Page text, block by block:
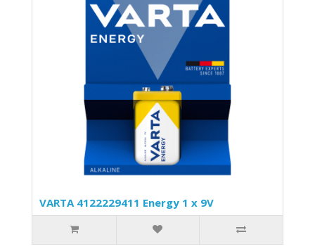
VARTA 4122229411 Energy 1 x 9V